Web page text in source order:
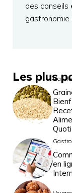
des conseils
gastronomie
Les plus
en